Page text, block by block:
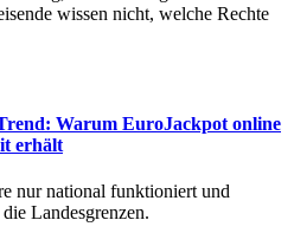
wissen nicht, welche Rechte
Warum EuroJackpot online
erhält
nur national funktioniert und
Landesgrenzen.